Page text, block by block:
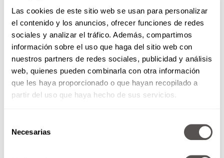
Las cookies de este sitio web se usan para personalizar
el contenido y los anuncios, ofrecer funciones de redes
sociales y analizar el tráfico. Además, compartimos
información sobre el uso que haga del sitio web con
nuestros partners de redes sociales, publicidad y análisis
web, quienes pueden combinarla con otra información
que les haya proporcionado o que hayan recopilado a
partir del uso que haya hecho de sus servicios.
Necesarias
¿Qué son las sustancias
encontradas en el cuerpo de
Taylor Hawkins?
El viernes tuvimos un shock al
enterarnos de la muerte de
Taylor Hawkins, baterista de Foo
Fighters y aquí les...